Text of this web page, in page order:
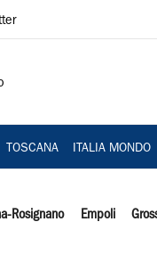
TOSCANA ITALIA MONDO
Rosignano Empoli